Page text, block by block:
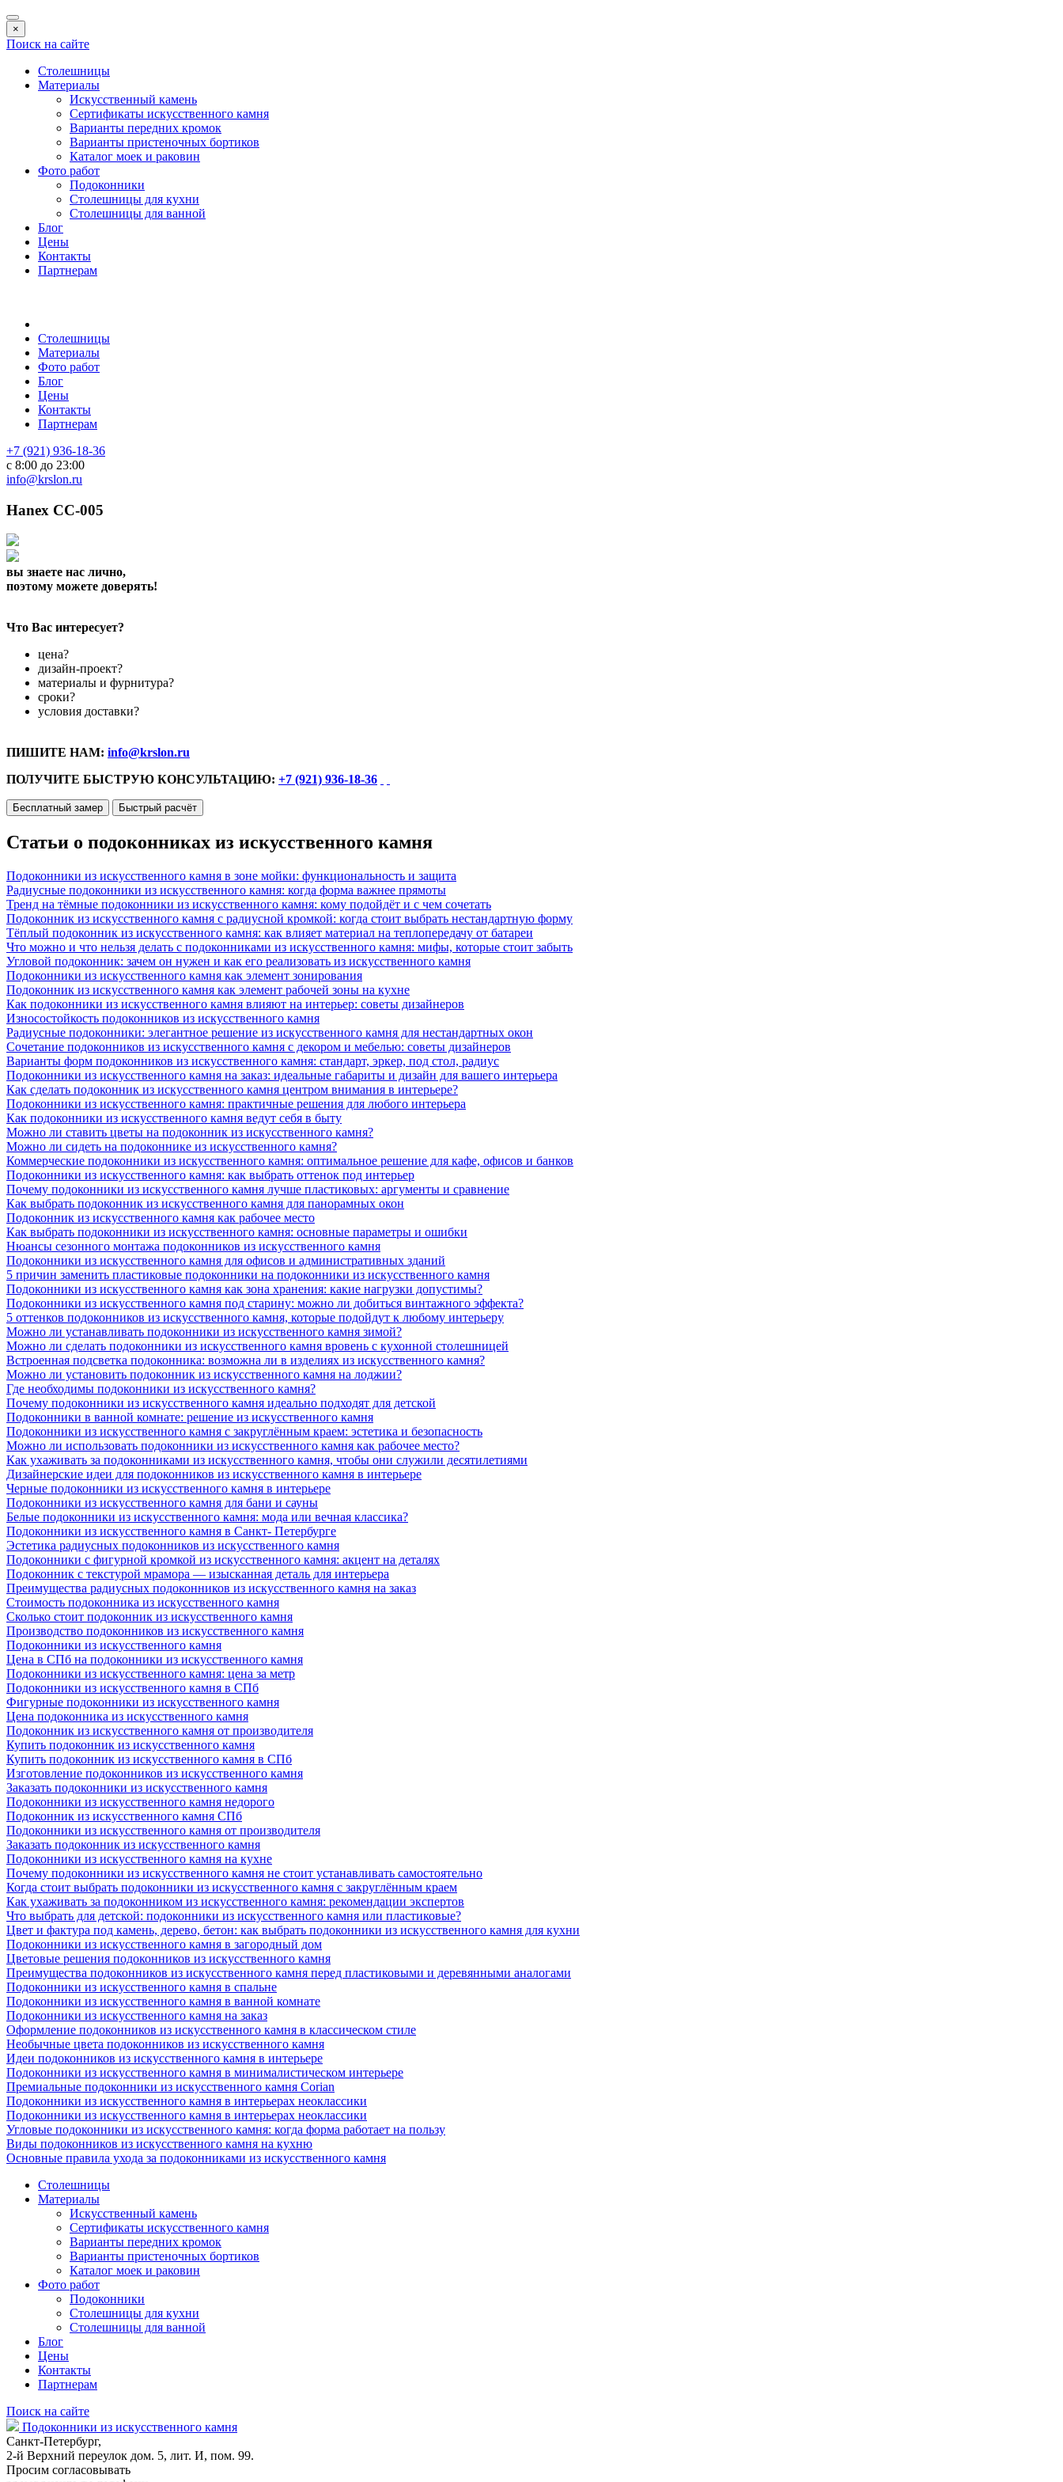
×
Поиск на сайте
Столешницы
Материалы
Искусственный камень
Сертификаты искусственного камня
Варианты передних кромок
Варианты пристеночных бортиков
Каталог моек и раковин
Фото работ
Подоконники
Столешницы для кухни
Столешницы для ванной
Блог
Цены
Контакты
Партнерам
Столешницы
Материалы
Фото работ
Блог
Цены
Контакты
Партнерам
+7 (921) 936-18-36
с 8:00 до 23:00
info@krslon.ru
Hanex СС-005
вы знаете нас лично,
поэтому можете доверять!
Что Вас интересует?
цена?
дизайн-проект?
материалы и фурнитура?
сроки?
условия доставки?
ПИШИТЕ НАМ: info@krslon.ru
ПОЛУЧИТЕ БЫСТРУЮ КОНСУЛЬТАЦИЮ: +7 (921) 936-18-36
Бесплатный замер Быстрый расчёт
Статьи о подоконниках из искусственного камня
Подоконники из искусственного камня в зоне мойки: функциональность и защита
Радиусные подоконники из искусственного камня: когда форма важнее прямоты
Тренд на тёмные подоконники из искусственного камня: кому подойдёт и с чем сочетать
Подоконник из искусственного камня с радиусной кромкой: когда стоит выбрать нестандартную форму
Тёплый подоконник из искусственного камня: как влияет материал на теплопередачу от батареи
Что можно и что нельзя делать с подоконниками из искусственного камня: мифы, которые стоит забыть
Угловой подоконник: зачем он нужен и как его реализовать из искусственного камня
Подоконники из искусственного камня как элемент зонирования
Подоконник из искусственного камня как элемент рабочей зоны на кухне
Как подоконники из искусственного камня влияют на интерьер: советы дизайнеров
Износостойкость подоконников из искусственного камня
Радиусные подоконники: элегантное решение из искусственного камня для нестандартных окон
Сочетание подоконников из искусственного камня с декором и мебелью: советы дизайнеров
Варианты форм подоконников из искусственного камня: стандарт, эркер, под стол, радиус
Подоконники из искусственного камня на заказ: идеальные габариты и дизайн для вашего интерьера
Как сделать подоконник из искусственного камня центром внимания в интерьере?
Подоконники из искусственного камня: практичные решения для любого интерьера
Как подоконники из искусственного камня ведут себя в быту
Можно ли ставить цветы на подоконник из искусственного камня?
Можно ли сидеть на подоконнике из искусственного камня?
Коммерческие подоконники из искусственного камня: оптимальное решение для кафе, офисов и банков
Подоконники из искусственного камня: как выбрать оттенок под интерьер
Почему подоконники из искусственного камня лучше пластиковых: аргументы и сравнение
Как выбрать подоконник из искусственного камня для панорамных окон
Подоконник из искусственного камня как рабочее место
Как выбрать подоконники из искусственного камня: основные параметры и ошибки
Нюансы сезонного монтажа подоконников из искусственного камня
Подоконники из искусственного камня для офисов и административных зданий
5 причин заменить пластиковые подоконники на подоконники из искусственного камня
Подоконники из искусственного камня как зона хранения: какие нагрузки допустимы?
Подоконники из искусственного камня под старину: можно ли добиться винтажного эффекта?
5 оттенков подоконников из искусственного камня, которые подойдут к любому интерьеру
Можно ли устанавливать подоконники из искусственного камня зимой?
Можно ли сделать подоконники из искусственного камня вровень с кухонной столешницей
Встроенная подсветка подоконника: возможна ли в изделиях из искусственного камня?
Можно ли установить подоконник из искусственного камня на лоджии?
Где необходимы подоконники из искусственного камня?
Почему подоконники из искусственного камня идеально подходят для детской
Подоконники в ванной комнате: решение из искусственного камня
Подоконники из искусственного камня с закруглённым краем: эстетика и безопасность
Можно ли использовать подоконники из искусственного камня как рабочее место?
Как ухаживать за подоконниками из искусственного камня, чтобы они служили десятилетиями
Дизайнерские идеи для подоконников из искусственного камня в интерьере
Черные подоконники из искусственного камня в интерьере
Подоконники из искусственного камня для бани и сауны
Белые подоконники из искусственного камня: мода или вечная классика?
Подоконники из искусственного камня в Санкт- Петербурге
Эстетика радиусных подоконников из искусственного камня
Подоконники с фигурной кромкой из искусственного камня: акцент на деталях
Подоконник с текстурой мрамора — изысканная деталь для интерьера
Преимущества радиусных подоконников из искусственного камня на заказ
Стоимость подоконника из искусственного камня
Сколько стоит подоконник из искусственного камня
Производство подоконников из искусственного камня
Подоконники из искусственного камня
Цена в СПб на подоконники из искусственного камня
Подоконники из искусственного камня: цена за метр
Подоконники из искусственного камня в СПб
Фигурные подоконники из искусственного камня
Цена подоконника из искусственного камня
Подоконник из искусственного камня от производителя
Купить подоконник из искусственного камня
Купить подоконник из искусственного камня в СПб
Изготовление подоконников из искусственного камня
Заказать подоконники из искусственного камня
Подоконники из искусственного камня недорого
Подоконник из искусственного камня СПб
Подоконники из искусственного камня от производителя
Заказать подоконник из искусственного камня
Подоконники из искусственного камня на кухне
Почему подоконники из искусственного камня не стоит устанавливать самостоятельно
Когда стоит выбрать подоконники из искусственного камня с закруглённым краем
Как ухаживать за подоконником из искусственного камня: рекомендации экспертов
Что выбрать для детской: подоконники из искусственного камня или пластиковые?
Цвет и фактура под камень, дерево, бетон: как выбрать подоконники из искусственного камня для кухни
Подоконники из искусственного камня в загородный дом
Цветовые решения подоконников из искусственного камня
Преимущества подоконников из искусственного камня перед пластиковыми и деревянными аналогами
Подоконники из искусственного камня в спальне
Подоконники из искусственного камня в ванной комнате
Подоконники из искусственного камня на заказ
Оформление подоконников из искусственного камня в классическом стиле
Необычные цвета подоконников из искусственного камня
Идеи подоконников из искусственного камня в интерьере
Подоконники из искусственного камня в минималистическом интерьере
Премиальные подоконники из искусственного камня Corian
Подоконники из искусственного камня в интерьерах неоклассики
Подоконники из искусственного камня в интерьерах неоклассики
Угловые подоконники из искусственного камня: когда форма работает на пользу
Виды подоконников из искусственного камня на кухню
Основные правила ухода за подоконниками из искусственного камня
Столешницы
Материалы
Искусственный камень
Сертификаты искусственного камня
Варианты передних кромок
Варианты пристеночных бортиков
Каталог моек и раковин
Фото работ
Подоконники
Столешницы для кухни
Столешницы для ванной
Блог
Цены
Контакты
Партнерам
Поиск на сайте
Подоконники из искусственного камня
Санкт-Петербург,
2-й Верхний переулок дом. 5, лит. И, пом. 99.
Просим согласовывать